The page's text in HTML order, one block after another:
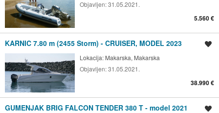
Objavljen:31.05.2021.
5.560 €
KARNIC 7.80 m (2455 Storm) - CRUISER, MODEL 2023
Lokacija: Makarska, Makarska
Objavljen:31.05.2021.
38.990 €
GUMENJAK BRIG FALCON TENDER 380 T - model 2021